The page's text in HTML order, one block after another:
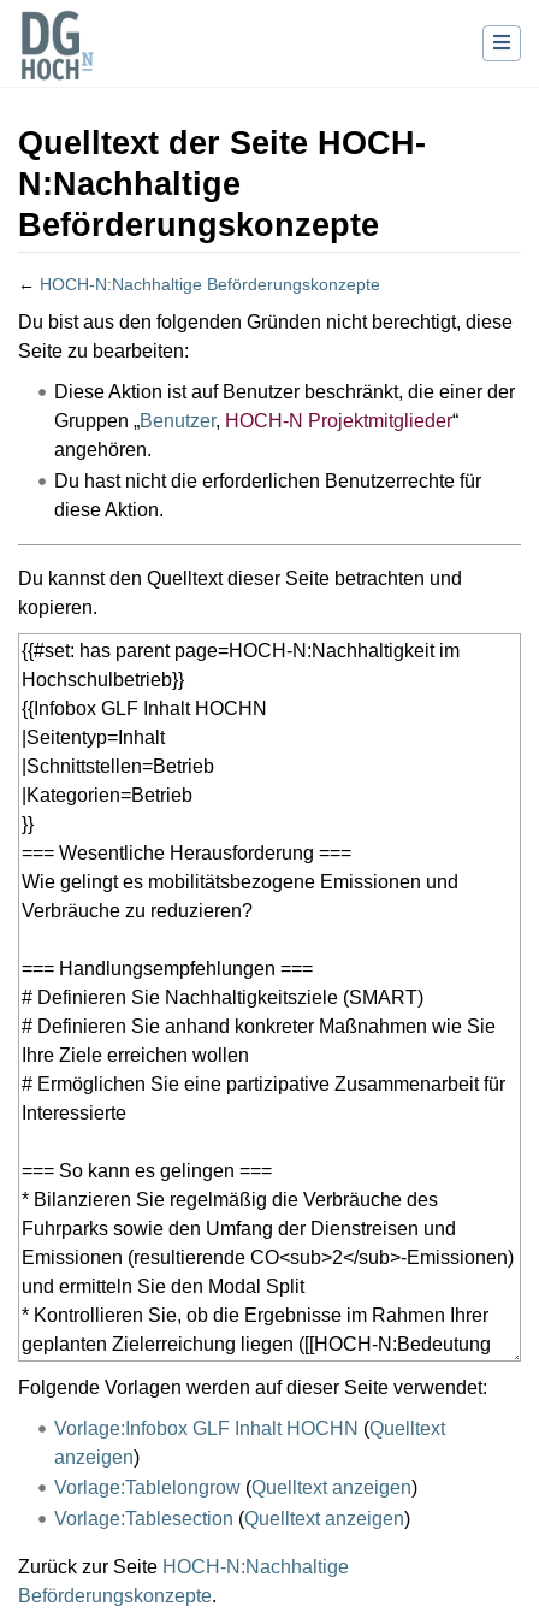
Quelltext der Seite HOCH-
N:Nachhaltige
Beförderungskonzepte
← HOCH-N:Nachhaltige Beförderungskonzepte
Wechseln zu: Navigation Suche
Du bist aus den folgenden Gründen nicht berechtigt, diese
Seite zu bearbeiten:
Diese Aktion ist auf Benutzer beschränkt, die einer der
Gruppen „Benutzer, HOCH-N Projektmitglieder“
angehören.
Du hast nicht die erforderlichen Benutzerrechte für
diese Aktion.
Du kannst den Quelltext dieser Seite betrachten und
kopieren.
Folgende Vorlagen werden auf dieser Seite verwendet:
Vorlage:Infobox GLF Inhalt HOCHN (Quelltext
anzeigen)
Vorlage:Tablelongrow(Quelltext anzeigen)
Vorlage:Tablesection (Quelltext anzeigen)
Zurück zur Seite HOCH-N:Nachhaltige
Beförderungskonzepte.